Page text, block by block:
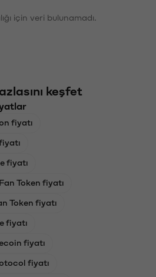
için veri bulunamadı.
keşfet
fiyatı
fiyatı
Token fiyatı
Token fiyatı
fiyatı
fiyatı
fiyatı